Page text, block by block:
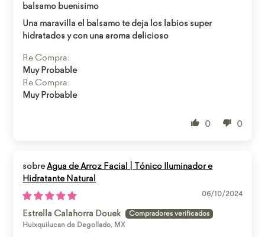
balsamo buenisimo
Una maravilla el balsamo te deja los labios super
hidratados y con una aroma delicioso
Re Compra:
Muy Probable
Re Compra:
Muy Probable
0 0
Agua de Arroz Facial | Tónico Iluminador e
Hidratante Natural
06/10/2024
Estrella Calahorra Douek
Huixquilucan de Degollado, MX